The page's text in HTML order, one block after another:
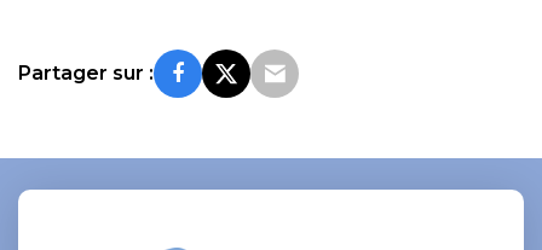
Partager sur :